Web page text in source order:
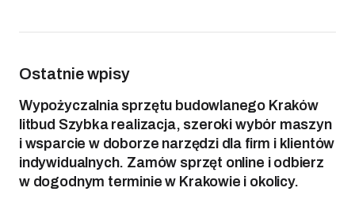
Ostatnie wpisy
Wypożyczalnia sprzętu budowlanego Kraków
litbud Szybka realizacja, szeroki wybór maszyn
i wsparcie w doborze narzędzi dla firm i klientów
indywidualnych. Zamów sprzęt online i odbierz
w dogodnym terminie w Krakowie i okolicy.